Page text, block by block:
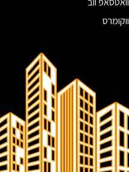
שיווק דיגיטלי
ווקומרס
איך לבחור חברת אחסון אתרים